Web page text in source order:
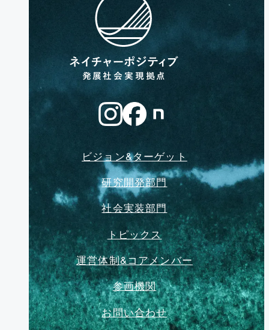
ビジョン&ターゲット
研究開発部門
社会実装部門
トピックス
運営体制&コアメンバー
参画機関
お問い合わせ